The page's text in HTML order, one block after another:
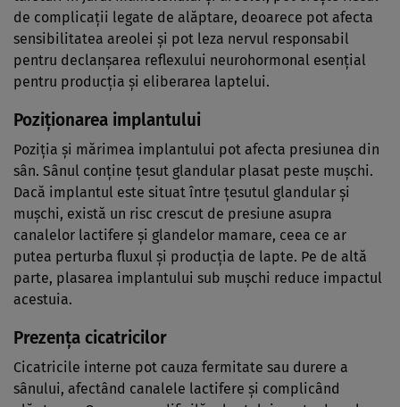
de complicații legate de alăptare, deoarece pot afecta
sensibilitatea areolei și pot leza nervul responsabil
pentru declanșarea reflexului neurohormonal esențial
pentru producția și eliberarea laptelui.
Poziționarea implantului
Poziția și mărimea implantului pot afecta presiunea din
sân. Sânul conține țesut glandular plasat peste mușchi.
Dacă implantul este situat între țesutul glandular și
mușchi, există un risc crescut de presiune asupra
canalelor lactifere și glandelor mamare, ceea ce ar
putea perturba fluxul și producția de lapte. Pe de altă
parte, plasarea implantului sub mușchi reduce impactul
acestuia.
Prezența cicatricilor
Cicatricile interne pot cauza fermitate sau durere a
sânului, afectând canalele lactifere și complicând